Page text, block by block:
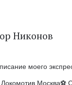
Никонов
моего
Москва⚽️